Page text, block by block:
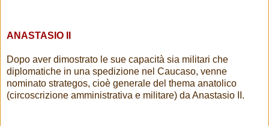
ANASTASIO II
Dopo aver dimostrato le sue capacità sia militari che
diplomatiche in una spedizione nel Caucaso, venne
nominato strategos, cioè generale del thema anatolico
(circoscrizione amministrativa e militare) da Anastasio II.